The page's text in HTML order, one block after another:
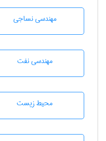
مهندسي نساجی
مهندسی نفت
محيط زيست